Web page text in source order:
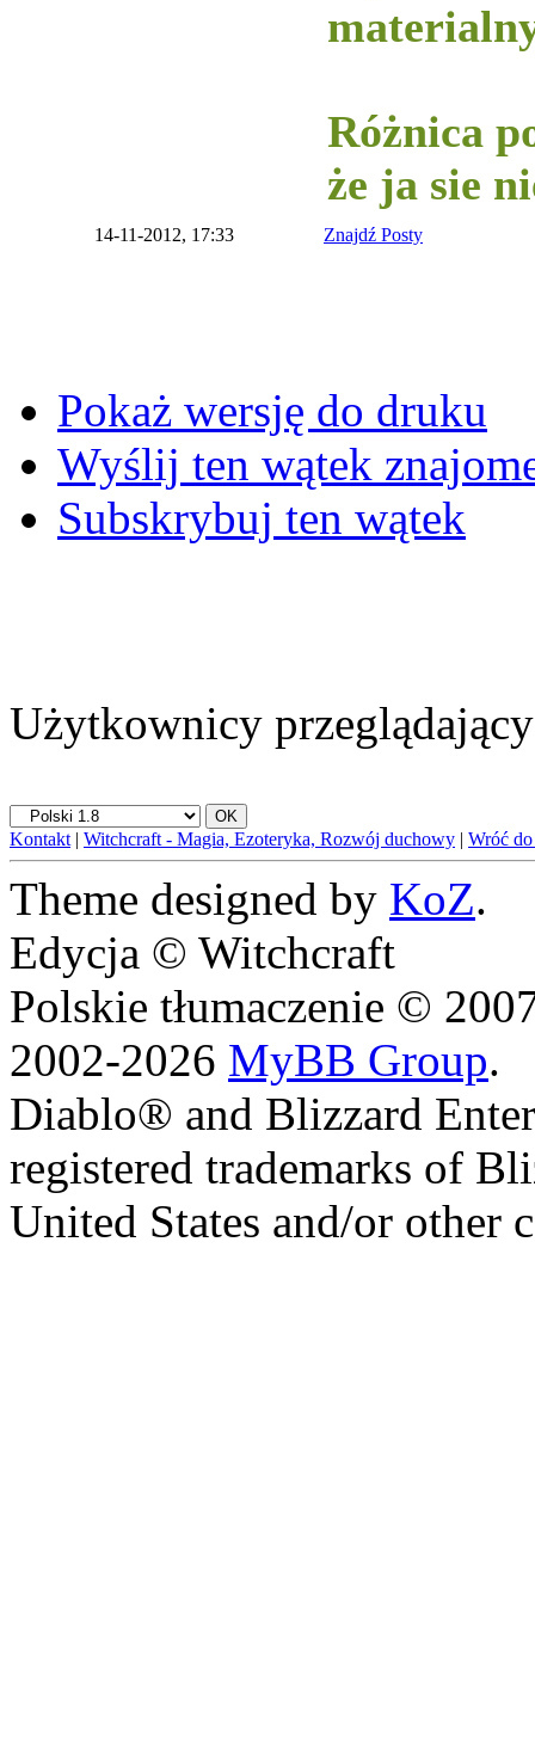
Różnica
że ja sie
14-11-2012, 17:33 Znajdź Posty
Pokaż wersję do druku
Wyślij ten wątek
Subskrybuj ten wątek
Użytkownicy
Kontakt | Witchcraft - Magia, Ezoteryka, Rozwój duchowy | Wróć
Theme designed by KoZ.
Edycja © Witchcraft
Polskie tłumaczenie ©
2002-2026 MyBB Group.
Diablo® and Blizzard
registered trademarks of
United States and/or other